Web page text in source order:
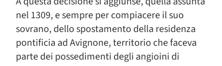
nel 1309, e sempre per compiacere il suo
sovrano, dello spostamento della residenza
pontificia ad Avignone, territorio che faceva
parte dei possedimenti degli angioini di